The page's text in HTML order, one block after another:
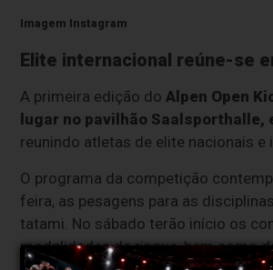
Imagem Instagram
Elite internacional reúne-se
A primeira edição doAlpen Open
lugar no pavilhão Saalsporthalle,
reunindo atletas de elite nacionais e
O programa da competição
feira, as pesagens para as
tatami. No sábado terão início os
modalidades de ringue, bem como